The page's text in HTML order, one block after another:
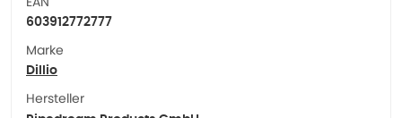
603912772777
Marke
Dillio
Hersteller